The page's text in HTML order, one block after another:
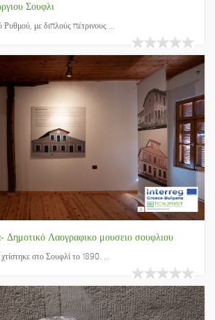
Σουφλι
με διπλούς πέτρινους ...
Δημοτικό Λαογραφικο μουσειο σουφλιου
στο Σουφλί το 1890. ...